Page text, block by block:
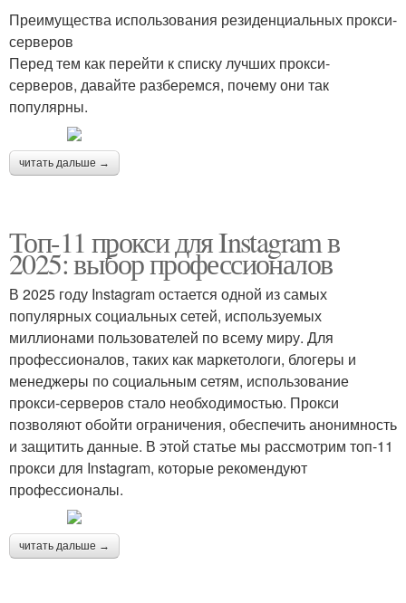
Преимущества использования резиденциальных прокси-
серверов
Перед тем как перейти к списку лучших прокси-
серверов, давайте разберемся, почему они так
популярны.
читать дальше →
Топ-11 прокси для Instagram в
2025: выбор профессионалов
В 2025 году Instagram остается одной из самых
популярных социальных сетей, используемых
миллионами пользователей по всему миру. Для
профессионалов, таких как маркетологи, блогеры и
менеджеры по социальным сетям, использование
прокси-серверов стало необходимостью. Прокси
позволяют обойти ограничения, обеспечить анонимность
и защитить данные. В этой статье мы рассмотрим топ-11
прокси для Instagram, которые рекомендуют
профессионалы.
читать дальше →